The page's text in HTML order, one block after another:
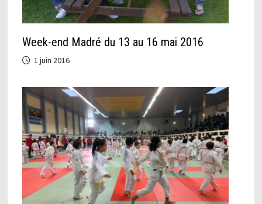
Week-end Madré du 13 au 16 mai 2016
1 juin 2016